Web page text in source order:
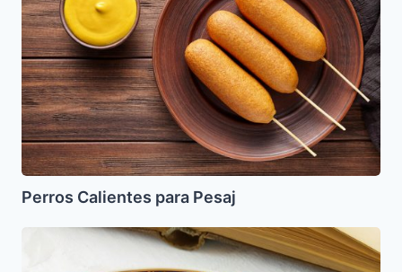
Pesaj
Perros Calientes para Pesaj